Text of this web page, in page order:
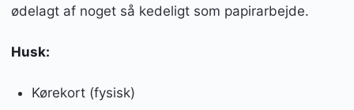
ødelagt af noget så kedeligt som papirarbejde.
Husk:
Kørekort (fysisk)